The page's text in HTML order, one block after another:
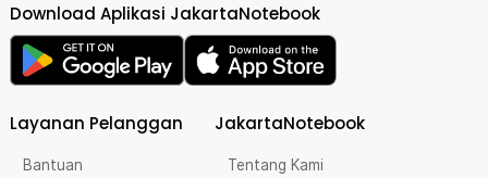
Download Aplikasi JakartaNotebook
Layanan Pelanggan
Bantuan
JakartaNotebook
Tentang Kami